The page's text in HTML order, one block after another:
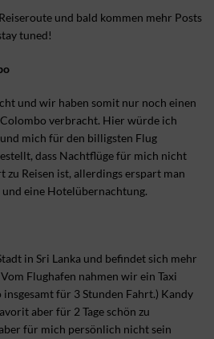
und bald kommen mehr Posts
tuned!
und wir haben somit nur noch einen
Colombo verbracht. Hier würde ich
mich für den billigsten Flug
dass Nachtflüge für mich nicht
zu Reisen ist, allerdings erspart man
eine Hotelübernachtung.
in Sri Lanka und befindet sich mehr
Flughafen nahmen wir ein Taxi
für 3 Stunden Fahrt.) Kandy
aber für 2 Tage schön zu
für mich persönlich nicht sein